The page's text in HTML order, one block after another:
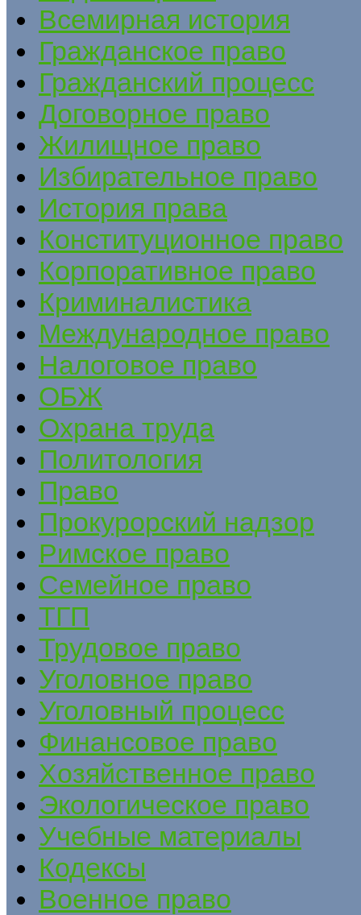
Всемирная история
Гражданское право
Гражданский процесс
Договорное право
Жилищное право
Избирательное право
История права
Конституционное право
Корпоративное право
Криминалистика
Международное право
Налоговое право
ОБЖ
Охрана труда
Политология
Право
Прокурорский надзор
Римское право
Семейное право
ТГП
Трудовое право
Уголовное право
Уголовный процесс
Финансовое право
Хозяйственное право
Экологическое право
Учебные материалы
Кодексы
Военное право